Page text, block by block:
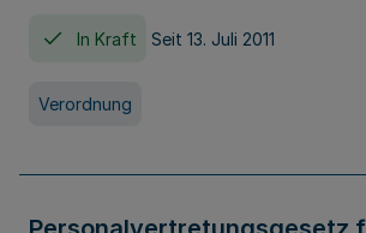
In Kraft Seit 13. Juli 2011
Verordnung